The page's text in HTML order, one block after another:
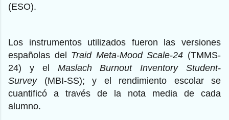
(ESO).
Los instrumentos utilizados fueron las versiones
españolas del Traid Meta-Mood Scale-24 (TMMS-
24) y el Maslach Burnout Inventory Student-
Survey(MBI-SS); y el rendimiento escolar se
cuantificó a través de la nota media de cada
alumno.